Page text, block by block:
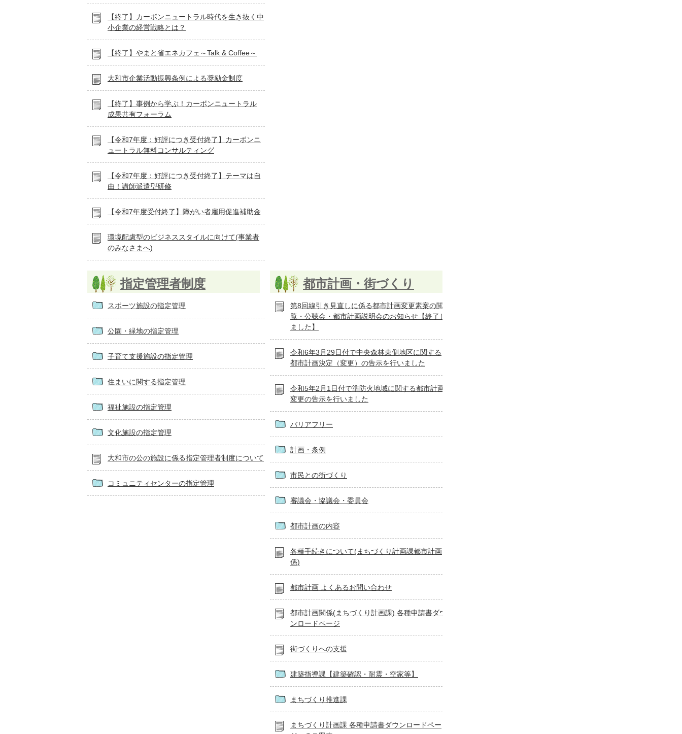
【終了】カーボンニュートラル時代を生き抜く中
小企業の経営戦略とは？
【終了】やまと省エネカフェ～Talk & Coffee～
大和市企業活動振興条例による奨励金制度
【終了】事例から学ぶ！カーボンニュートラル
成果共有フォーラム
【令和7年度：好評につき受付終了】カーボンニ
ュートラル無料コンサルティング
【令和7年度：好評につき受付終了】テーマは自
由！講師派遣型研修
【令和7年度受付終了】障がい者雇用促進補助金
環境配慮型のビジネススタイルに向けて(事業者
のみなさまへ)
指定管理者制度
スポーツ施設の指定管理
公園・緑地の指定管理
子育て支援施設の指定管理
住まいに関する指定管理
福祉施設の指定管理
文化施設の指定管理
大和市の公の施設に係る指定管理者制度について
コミュニティセンターの指定管理
都市計画・街づくり
第8回線引き見直しに係る都市計画変更素案の閲
覧・公聴会・都市計画説明会のお知らせ【終了し
ました】
令和6年3月29日付で中央森林東側地区に関する
都市計画決定（変更）の告示を行いました
令和5年2月1日付で準防火地域に関する都市計画
変更の告示を行いました
バリアフリー
計画・条例
市民との街づくり
審議会・協議会・委員会
都市計画の内容
各種手続きについて(まちづくり計画課都市計画
係)
都市計画 よくあるお問い合わせ
都市計画関係(まちづくり計画課) 各種申請書ダウ
ンロードページ
街づくりへの支援
建築指導課【建築確認・耐震・空家等】
まちづくり推進課
まちづくり計画課 各種申請書ダウンロードペー